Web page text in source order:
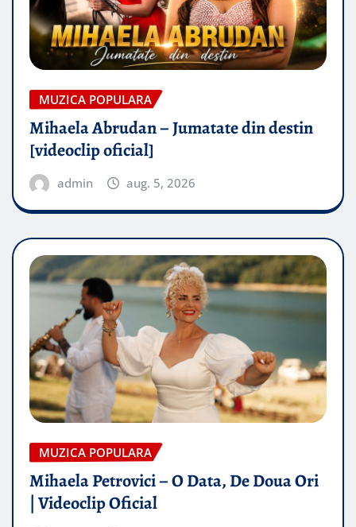
MUZICA POPULARA
Mihaela Abrudan – Jumatate din destin
[videoclip oficial]
admin aug. 5, 2026
MUZICA POPULARA
Mihaela Petrovici – O Data, De Doua Ori
| Videoclip Oficial